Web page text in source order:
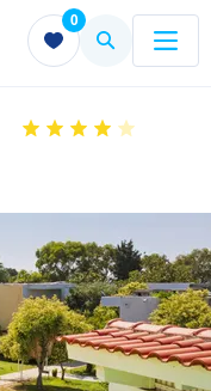
0
Menu Menu